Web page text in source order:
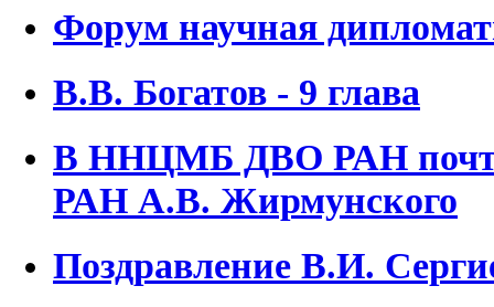
Форум научная
В.В. Богатов - 9 глава
В ННЦМБ ДВО РАН
РАН А.В. Жирмунского
Поздравление В.И.